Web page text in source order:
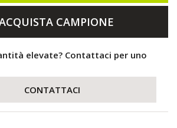
CAMPIONE
elevate? Contattaci per uno
CONTATTACI